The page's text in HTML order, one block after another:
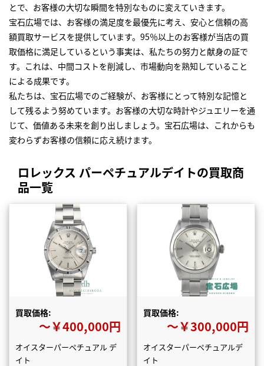
とで、お客様の大切な瞬間を特別なものに変えていきます。
宝石広場では、お客様の満足度を最優先に考え、安心と信頼の高
額買取サービスを提供しています。95％以上のお客様が当店の買
取価格に満足しているという事実は、私たちの努力と献身の証で
す。これは、中間コストを削減し、市場動向を熟知していること
による成果です。
私たちは、宝石広場でのご経験が、お客様にとって特別な記憶と
して残るよう努めています。お客様の大切な時計やジュエリーを通
じて、価値ある未来を創り出しましょう。宝石広場は、これからも
変わらずお客様の信頼に応え続けます。
ロレックス パーペチュアルデイトの買取商
品一覧
買取価格:
〜￥400,000円
オイスターパーペチュアル デ
イト
買取価格:
〜￥300,000円
オイスターパーペチュアルデ
イト